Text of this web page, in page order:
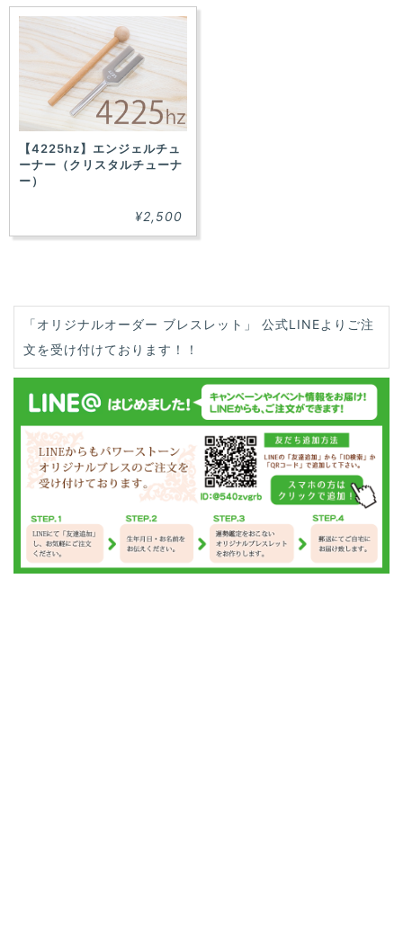
【4225hz】エンジェルチュ
ーナー（クリスタルチューナ
ー）
¥2,500
「オリジナルオーダー ブレスレット」 公式LINEよりご注
文を受け付けております！！